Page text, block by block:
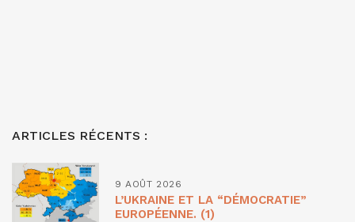
ARTICLES RÉCENTS :
9 AOÛT 2026
L’UKRAINE ET LA “DÉMOCRATIE”
EUROPÉENNE. (1)